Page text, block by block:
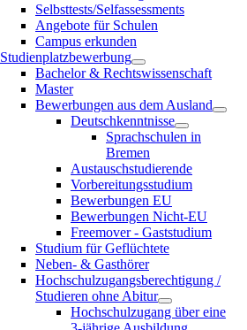
Selbsttests/Selfassessments
Angebote für Schulen
Campus erkunden
Studienplatzbewerbung
Bachelor & Rechtswissenschaft
Master
Bewerbungen aus dem Ausland
Deutschkenntnisse
Sprachschulen in
Bremen
Austauschstudierende
Vorbereitungsstudium
Bewerbungen EU
Bewerbungen Nicht-EU
Freemover - Gaststudium
Studium für Geflüchtete
Neben- & Gasthörer
Hochschulzugangsberechtigung /
Studieren ohne Abitur
Hochschulzugang über eine